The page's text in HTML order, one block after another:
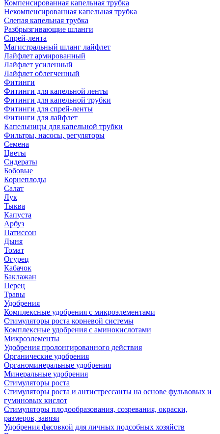
Компенсированная капельная трубка
Некомпенсированная капельная трубка
Слепая капельная трубка
Разбрызгивающие шланги
Спрей-лента
Магистральный шланг лайфлет
Лайфлет армированный
Лайфлет усиленный
Лайфлет облегченный
Фитинги
Фитинги для капельной ленты
Фитинги для капельной трубки
Фитинги для спрей-ленты
Фитинги для лайфлет
Капельницы для капельной трубки
Фильтры, насосы, регуляторы
Семена
Цветы
Сидераты
Бобовые
Корнеплоды
Салат
Лук
Тыква
Капуста
Арбуз
Патиссон
Дыня
Томат
Огурец
Кабачок
Баклажан
Перец
Травы
Удобрения
Комплексные удобрения с микроэлементами
Стимуляторы роста корневой системы
Комплексные удобрения с аминокислотами
Микроэлементы
Удобрения пролонгированного действия
Органические удобрения
Органоминеральные удобрения
Минеральные удобрения
Стимуляторы роста
Стимуляторы роста и антистрессанты на основе фульвовых и
гуминовых кислот
Стимуляторы плодообразования, созревания, окраски,
размеров, завязи
Удобрения фасовкой для личных подсобных хозяйств